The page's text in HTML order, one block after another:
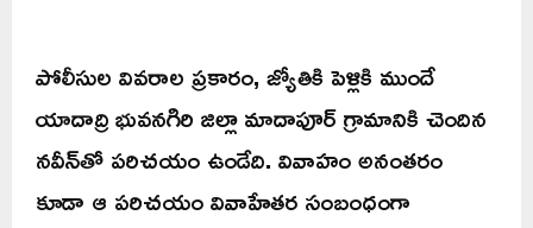
పోలీసుల వివరాల ప్రకారం, జ్యోతికి పెళ్లికి ముందే
యాదాద్రి భువనగిరి జిల్లా మాదాపూర్ గ్రామానికి చెందిన
నవీన్‌తో పరిచయం ఉండేది. వివాహం అనంతరం
కూడా ఆ పరిచయం వివాహేతర సంబంధంగా